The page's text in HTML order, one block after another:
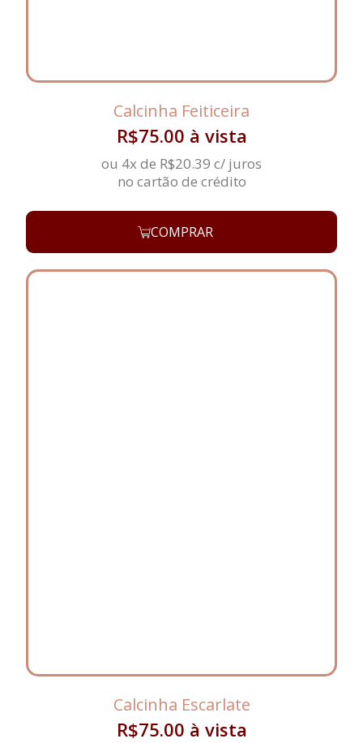
Calcinha Feiticeira
R$75.00 à vista
ou 4x de R$20.39 c/ juros
no cartão de crédito
COMPRAR
Calcinha Escarlate
R$75.00 à vista